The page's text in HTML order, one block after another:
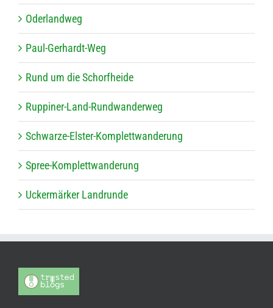
Oder­land­weg
Paul-Ger­hardt-Weg
Rund um die Schorfheide
Rup­pi­ner-Land-Rund­wan­der­weg
Schwarze-Els­ter-Kom­plett­wan­de­rung
Spree-Kom­plett­wan­de­rung
Ucker­mär­ker Landrunde